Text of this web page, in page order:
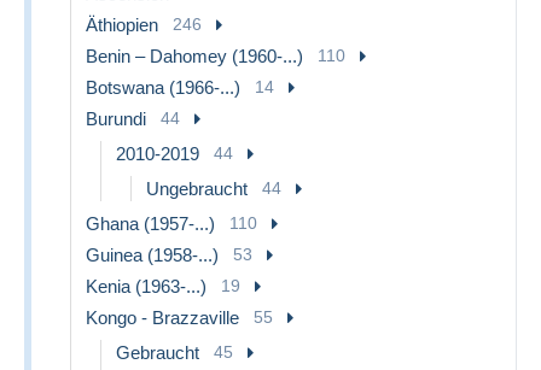
Äthiopien 246
Benin – Dahomey (1960-...) 110
Botswana (1966-...) 14
Burundi 44
2010-2019 44
Ungebraucht 44
Ghana (1957-...) 110
Guinea (1958-...) 53
Kenia (1963-...) 19
Kongo - Brazzaville 55
Gebraucht 45